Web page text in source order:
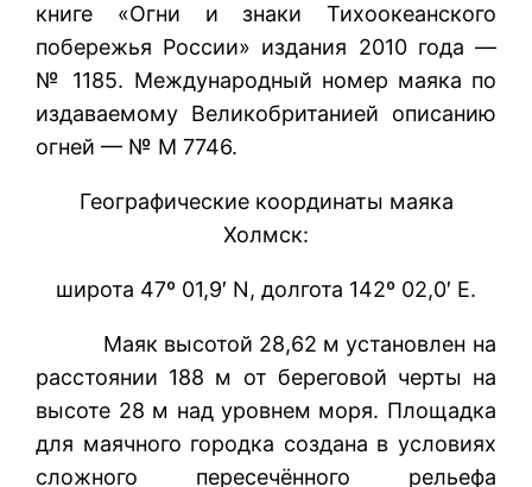
книге «Огни и знаки Тихоокеанского
побережья России» издания 2010 года —
№ 1185. Международный номер маяка по
издаваемому Великобританией описанию
огней — № М 7746.
Географические координаты маяка
Холмск:
широта 47º 01,9′ N, долгота 142º 02,0′ E.
Маяк высотой 28,62 м установлен на
расстоянии 188 м от береговой черты на
высоте 28 м над уровнем моря. Площадка
для маячного городка создана в условиях
сложного пересечённого рельефа